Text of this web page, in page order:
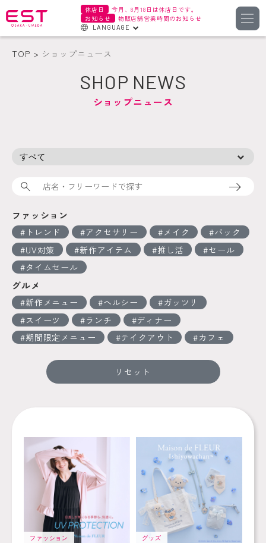
休店日
今月、8月18日は休店日です。
お知らせ
物販店舗営業時間のお知らせ
LANGUAGE
簡体字
繁体字
TOP ショップニュース
SHOP NEWS
ショップニュース
検索
ファッション
トレンド アクセサリー メイク
バック
UV対策
新作アイテム 推し活
セール
タイムセール
グルメ
新作メニュー ヘルシー
ガッツリ
スイーツ
ランチ
ディナー
期間限定メニュー
テイクアウト カフェ
リセット
ファッション グッズ